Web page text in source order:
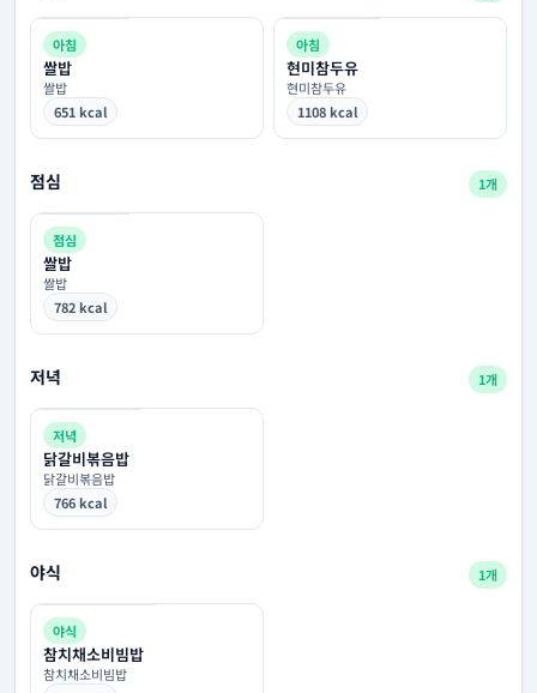
아침
쌀밥
쌀밥
651 kcal
아침
현미참두유
현미참두유
1108 kcal
점심 1개
점심
쌀밥
쌀밥
782 kcal
저녁 1개
저녁
닭갈비볶음밥
닭갈비볶음밥
766 kcal
야식 1개
야식
참치채소비빔밥
참치채소비빔밥